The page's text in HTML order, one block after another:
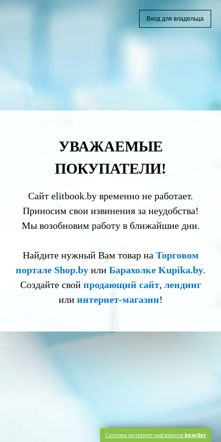
УВАЖАЕМЫЕ
ПОКУПАТЕЛИ!
Сайт elitbook.by временно не работает.
Приносим свои извинения за неудобства!
Мы возобновим работу в ближайшие дни.
Найдите нужный Вам товар на Торговом
портале Shop.byили Барахолке Kupika.by.
Создайте свой продающий сайт, лендинг
или интернет-магазин!
Вход для владельца
Система интернет-магазинов beseller